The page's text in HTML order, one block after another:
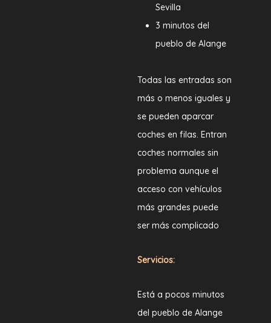
Sevilla
3 minutos del
pueblo de Alange
Todas las entradas son
más o menos iguales y
se pueden aparcar
coches en filas. Entran
coches normales sin
problema aunque el
acceso con vehículos
más grandes puede
ser más complicado
Servicios:
Está a pocos minutos
del pueblo de Alange